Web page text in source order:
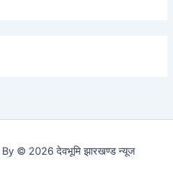
© 2026 देवभूमि झारखण्ड न्यूज